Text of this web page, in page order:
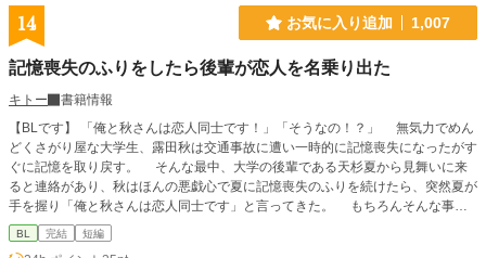
手、「推し」のＣｈｉＨａＲｕとその家族であった。 驚く
春月に彼らは「五つの真実」を告げると言い、その中には、
て、これまで人間として生きてきた春月の正体が日本神話に
という衝撃の内容が含まれていた。 当然更に驚き困惑する春
月に、同席しているＣｈｉＨａＲｕの父・言葉（ことのは）
は「早く神であることを思い出してほしい」という。 もし春
月がこのまま神としての記憶を思い出せなければ、向こう百
年は日本に春が来なくなってしまうと衝撃的なことを言われ
14 お気に入り追加 1,007
記憶喪失のふりをしたら後輩が恋人を名乗り出た
キトー
書籍情報
【BLです】 「俺と秋さんは恋人同士です！」「そうなの！？」 無気力でめん
どくさがり屋な大学生、露田秋は交通事故に遭い一時的に記憶喪失になったがす
ぐに記憶を取り戻す。 そんな最中、大学の後輩である天杉夏から見舞いに来
ると連絡があり、秋はほんの悪戯心で夏に記憶喪失のふりを続けたら、突然夏が
手を握り「俺と秋さんは恋人同士です」と言ってきた。 もちろんそんな事実
は無く、何の冗談だと啞然としている間にあれよあれよと話が進められてしま
う。 記憶喪失が嘘だと明かすタイミングを逃してしまった秋は、流れ流され
BL 完結 短編